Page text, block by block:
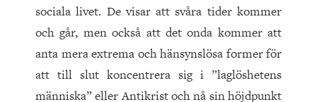
sociala livet. De visar att svåra tider kommer
och går, men också att det onda kommer att
anta mera extrema och hänsynslösa former för
att till slut koncentrera sig i ”laglöshetens
människa” eller Antikrist och nå sin höjdpunkt